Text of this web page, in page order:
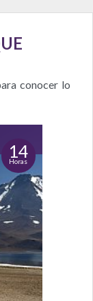
conocer lo
14
Horas